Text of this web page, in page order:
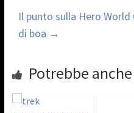
Il punto sulla Hero
di boa →
Potrebbe